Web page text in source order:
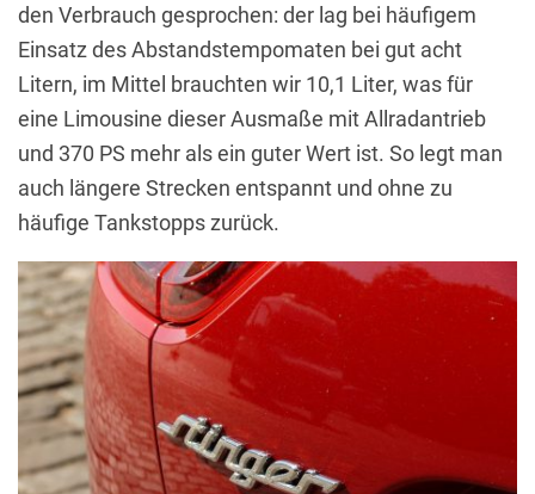
den Verbrauch gesprochen: der lag bei häufigem
Einsatz des Abstandstempomaten bei gut acht
Litern, im Mittel brauchten wir 10,1 Liter, was für
eine Limousine dieser Ausmaße mit Allradantrieb
und 370 PS mehr als ein guter Wert ist. So legt man
auch längere Strecken entspannt und ohne zu
häufige Tankstopps zurück.